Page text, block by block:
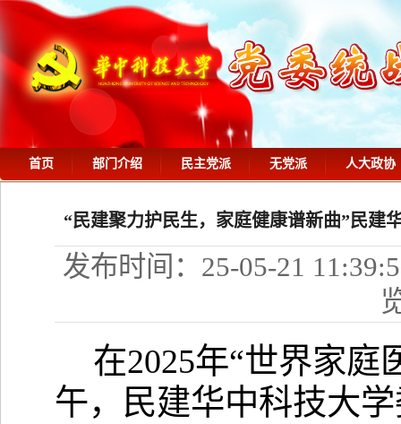
首页 部门介绍 民主党派 无党派 人大政协
“民建聚力护民生，家庭健康谱新曲”民建
发布时间：25-05-21
在2025年“世界家庭
午，民建华中科技大